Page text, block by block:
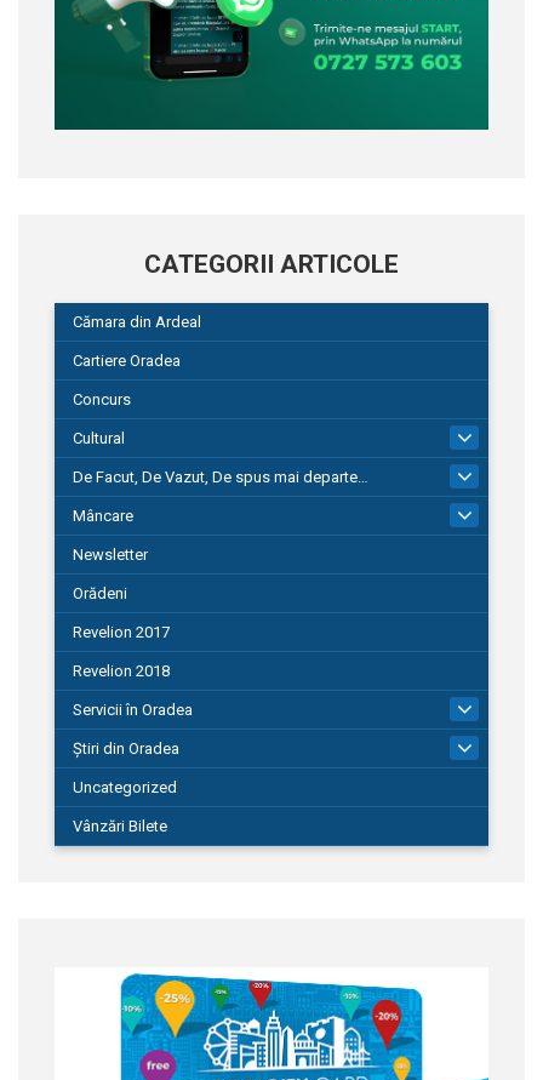
CATEGORII ARTICOLE
Cămara din Ardeal
Cartiere Oradea
Concurs
Cultural
De Facut, De Vazut, De spus mai departe…
580
Mâncare
Newsletter
Orădeni
Revelion 2017
Revelion 2018
Servicii în Oradea
Știri din Oradea
Uncategorized
Vânzări Bilete